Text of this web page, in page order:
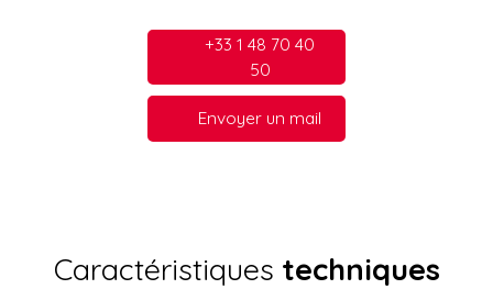
+33 1 48 70 40
50
Envoyer un mail
Caractéristiques techniques